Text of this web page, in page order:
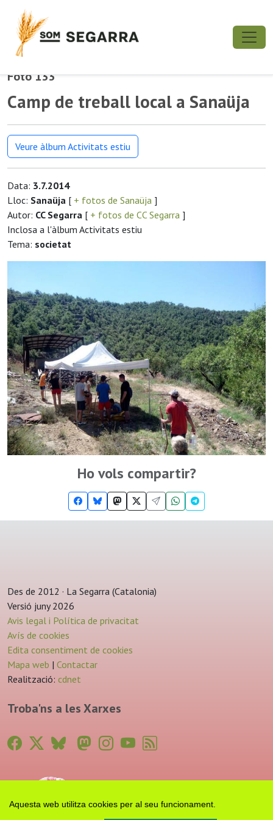
Aquesta web utilitza cookies per al seu funcionament.
Foto 133
Camp de treball local a Sanaüja
Veure àlbum Activitats estiu
Data: 3.7.2014
Lloc: Sanaüja [ + fotos de Sanaüja ]
Autor: CC Segarra [ + fotos de CC Segarra ]
Inclosa a l'àlbum Activitats estiu
Tema: societat
Ho vols compartir?
Des de 2012 · La Segarra (Catalonia)
Versió juny 2026
Avis legal i Política de privacitat
Avís de cookies
Edita consentiment de cookies
Mapa web | Contactar
Realització: cdnet
Troba'ns a les Xarxes